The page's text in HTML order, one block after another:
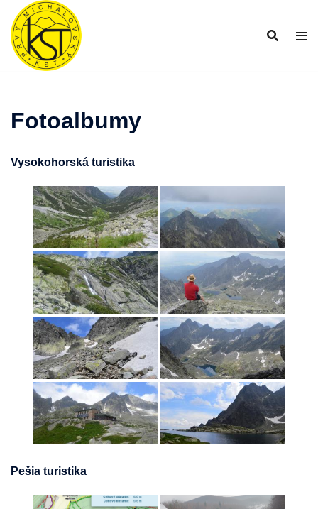
Preskočiť
obsah
Fotoalbumy
Vysokohorská turistika
Pešia turistika